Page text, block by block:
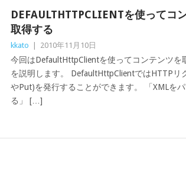
DEFAULTHTTPCLIENTを使ってコ
取得する
kkato 2010年11月10日
今回はDefaultHttpClientを使ってコンテンツを
を説明します。 DefaultHttpClientではHTTPリ
やPut)を発行することができます。 「XMLを
る」 […]